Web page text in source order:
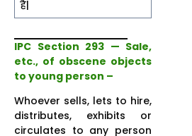
है|
IPC Section 293 — Sale,
etc., of obscene objects
to young person –
Whoever sells, lets to hire,
distributes, exhibits or
circulates to any person